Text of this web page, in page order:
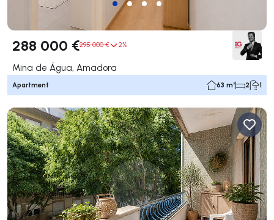
288 000 €295 000 € 2%
Mina de Água, Amadora
Apartment 63 m² 2 1